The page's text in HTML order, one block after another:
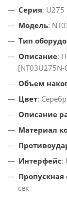
Серия: U275
Модель:
Тип
Описание:
[NT03U275N-
Объем
Цвет:
Описание
Материал
Интерфейс:
Пропускная
сек